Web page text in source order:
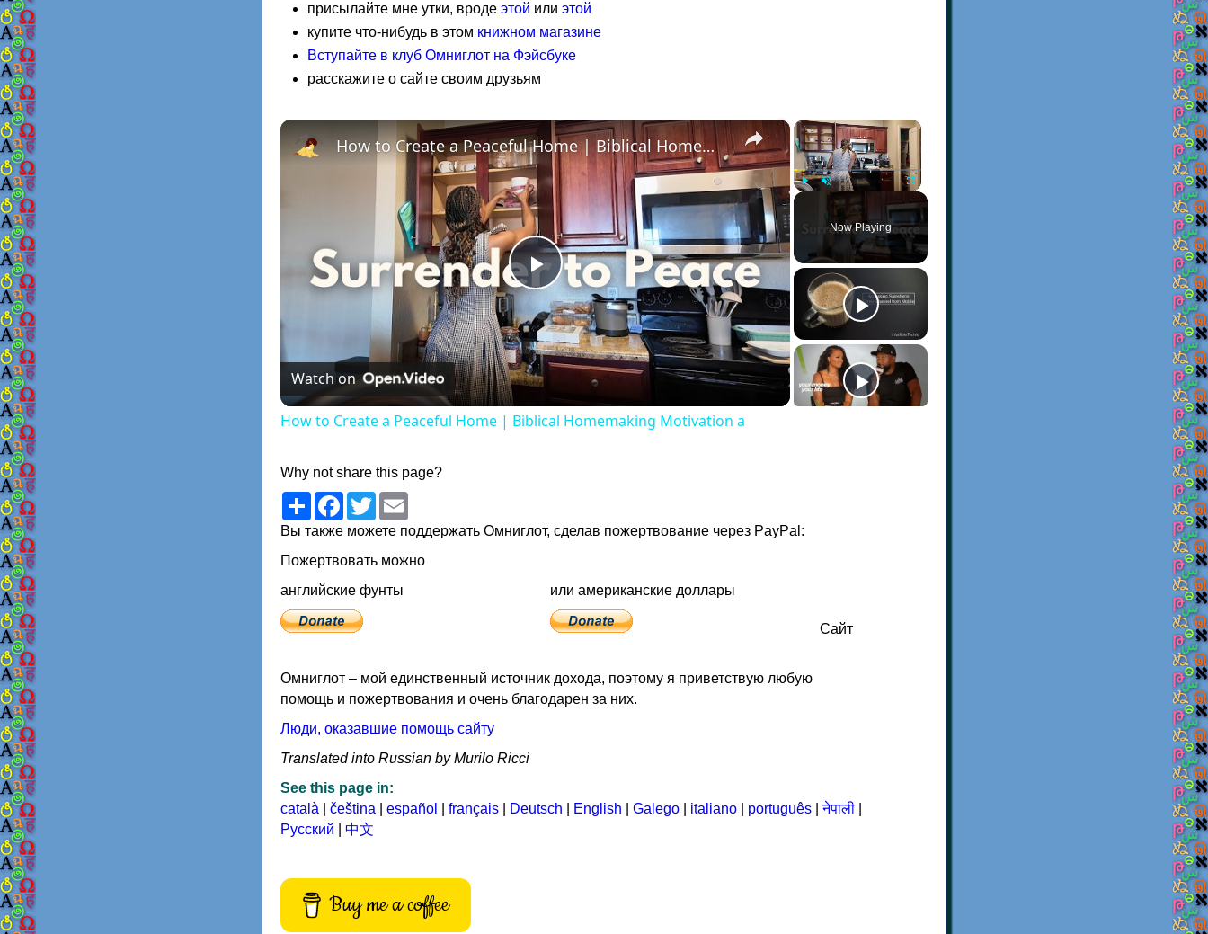
присылайте мне утки, вроде этой или этой
купите что-нибудь в этом книжном магазине
Вступайте в клуб Омниглот на Фэйсбуке
расскажите о сайте своим друзьям
×
Unmute Fullscreen
Now Playing
×
Play
Video
How to Create a Peaceful Home | Biblical Homemaking Motivation a
Watch on
How to Create a Peaceful Home | Biblical Homemaking Motivation a
Why not share this page?
ShareFacebook
Twitter
Вы также можете поддержать Омниглот, сделав пожертвование через PayPal:
Пожертвовать можно
английские фунты
или американские доллары
Сайт
Омниглот – мой единственный источник дохода, поэтому я приветствую любую
помощь и пожертвования и очень благодарен за них.
Люди, оказавшие помощь сайту
Translated into Russian by Murilo Ricci
See this page in:
català
čeština español français Deutsch English Galego italiano português |नेपाली
Русский
中文
Buy me a coffee